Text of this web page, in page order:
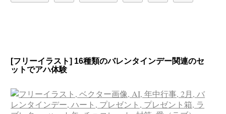
[フリーイラスト] 16種類のバレンタインデー関連のセ
ットでアハ体験